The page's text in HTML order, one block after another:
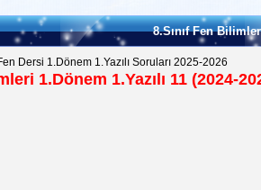
8.Sınıf Fen
Dersi 1.Dönem 1.Yazılı Soruları 2025-2026
1.Dönem 1.Yazılı 11 (2024-